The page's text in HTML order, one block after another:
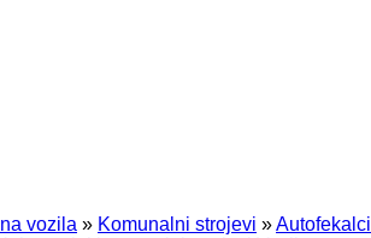
vozila » Komunalni strojevi »Autofekalci